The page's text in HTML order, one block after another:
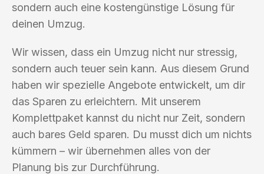
sondern auch eine kostengünstige Lösung für
deinen Umzug.
Wir wissen, dass ein Umzug nicht nur stressig,
sondern auch teuer sein kann. Aus diesem Grund
haben wir spezielle Angebote entwickelt, um dir
das Sparen zu erleichtern. Mit unserem
Komplettpaket kannst du nicht nur Zeit, sondern
auch bares Geld sparen. Du musst dich um nichts
kümmern – wir übernehmen alles von der
Planung bis zur Durchführung.